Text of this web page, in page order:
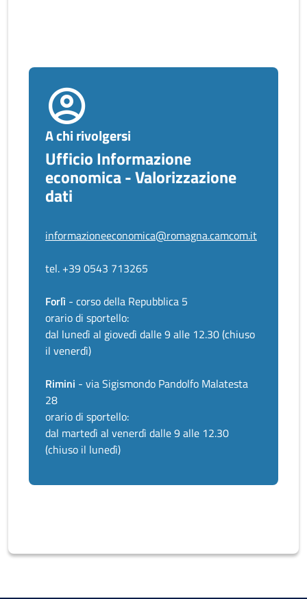
A chi rivolgersi
Ufficio Informazione
economica - Valorizzazione
dati
informazioneeconomica@romagna.camcom.it
tel. +39 0543 713265
Forlì - corso della Repubblica 5
orario di sportello:
dal lunedì al giovedì dalle 9 alle 12.30 (chiuso
il venerdì)
Rimini - via Sigismondo Pandolfo Malatesta
28
orario di sportello:
dal martedì al venerdì dalle 9 alle 12.30
(chiuso il lunedì)